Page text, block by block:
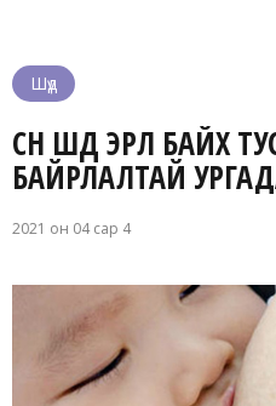
Шүд
СҮҮН ШҮД ЭРҮҮЛ
БАЙРЛАЛТАЙ
2021 он 04 сар 4